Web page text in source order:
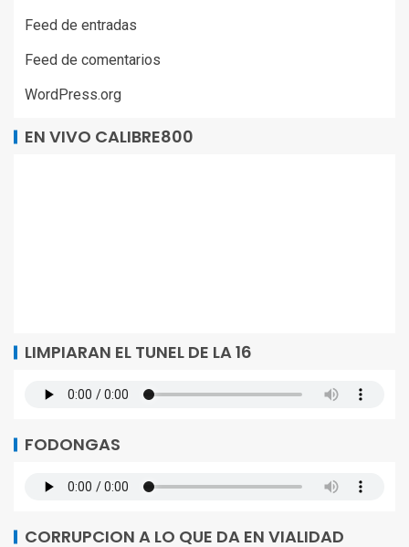
Feed de entradas
Feed de comentarios
WordPress.org
EN VIVO CALIBRE800
LIMPIARAN EL TUNEL DE LA 16
FODONGAS
CORRUPCION A LO QUE DA EN VIALIDAD